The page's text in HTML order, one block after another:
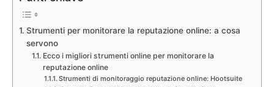
Strumenti per monitorare la reputazione online: a cosa
servono
Ecco i migliori strumenti online per monitorare la
reputazione online
Strumenti di monitoraggio reputazione online: Hootsuite